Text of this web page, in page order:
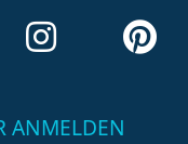
ANMELDEN